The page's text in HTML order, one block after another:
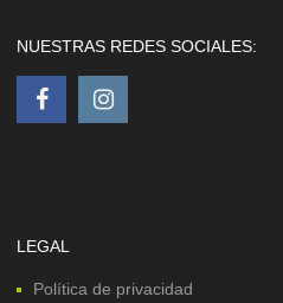
NUESTRAS REDES SOCIALES:
LEGAL
Política de privacidad